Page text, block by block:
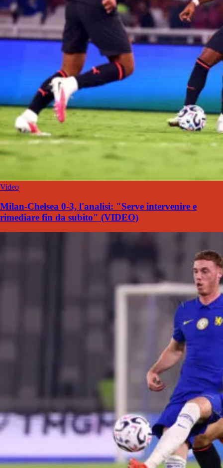
Video
Milan-Chelsea 0-3, l'analisi: "Serve intervenire e
rimediare fin da subito" (VIDEO)